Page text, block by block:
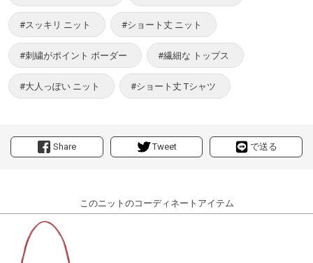
Share Tweet で送る
#スッキリ ニット #ショート丈 ニット
#刺繍がポイント ボーダー #繊細な トップス
#大人っぽい ニット #ショート丈 Tシャツ
このニットのコーディネートアイテム